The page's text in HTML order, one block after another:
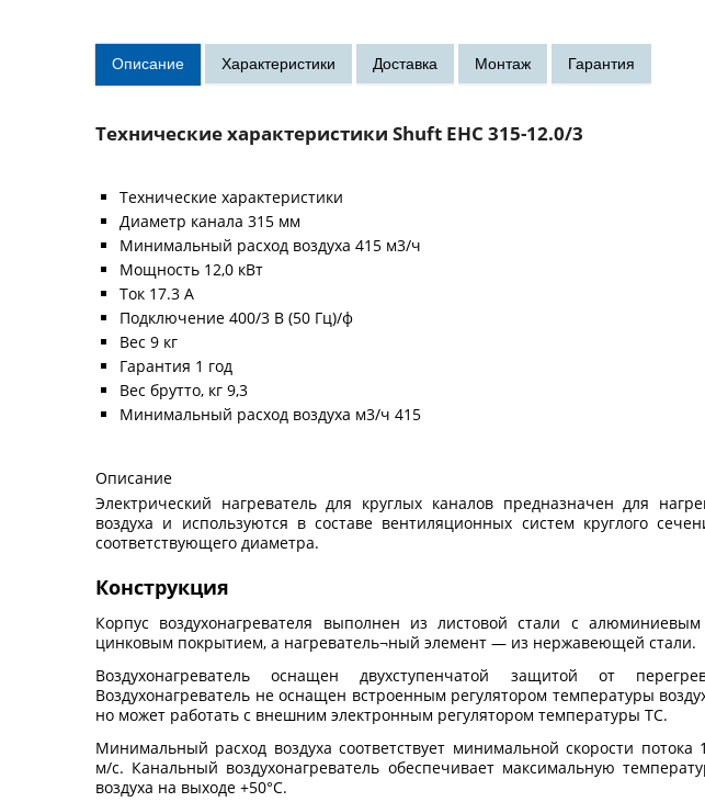
Технические характеристики Shuft EHC 315-12.0/3
Технические характеристики
Диаметр канала 315 мм
Минимальный расход воздуха 415 м3/ч
Мощность 12,0 кВт
Ток 17.3 А
Подключение 400/3 В (50 Гц)/ф
Вес 9 кг
Гарантия 1 год
Вес брутто, кг 9,3
Минимальный расход воздуха м3/ч 415
Описание
Электрический нагреватель для круглых каналов предназначен для
воздуха и используются в составе вентиляционных систем круглого
соответствующего диаметра.
Конструкция
Корпус воздухонагревателя выполнен из листовой стали с
цинковым покрытием, а нагреватель¬ный элемент — из нержавеющей стали.
Воздухонагреватель оснащен двухступенчатой защитой от
Воздухонагреватель не оснащен встроенным регулятором температуры
но может работать с внешним электронным регулятором температуры ТС.
Минимальный расход воздуха соответствует минимальной скорости потока
м/с. Канальный воздухонагреватель обеспечивает максимальную
воздуха на выходе +50°С.